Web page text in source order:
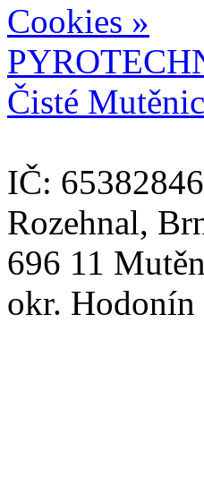
Cookies »
Čisté
IČ: 65382846
Rozehnal,
696 11
okr. Hodonín